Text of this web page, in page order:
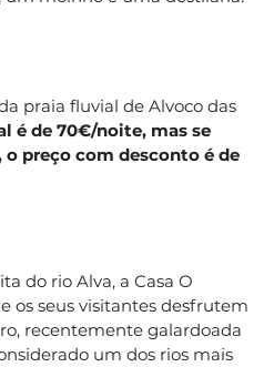
praia fluvial de Alvoco das
é de 70€/noite, mas se
o preço com desconto é de
do rio Alva, a Casa O
os seus visitantes desfrutem
recentemente galardoada
um dos rios mais